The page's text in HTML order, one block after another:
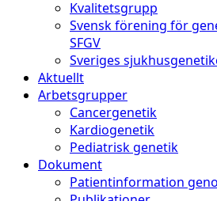
Kvalitetsgrupp
Svensk förening för
SFGV
Sveriges
Aktuellt
Arbetsgrupper
Cancergenetik
Kardiogenetik
Pediatrisk genetik
Dokument
Patientinformation